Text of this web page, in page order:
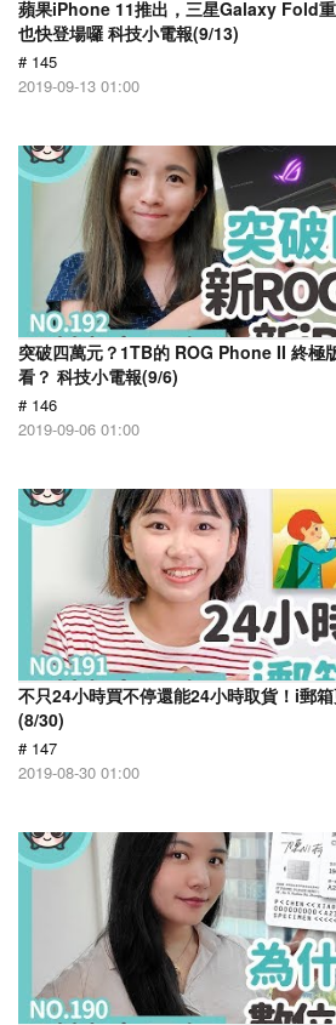
蘋果iPhone 11推出，三星Galaxy Fold
也快登場囉 科技小電報(9/13)
# 145
2019-09-13 01:00
突破四萬元？1TB的 ROG Phone II 終極
看？ 科技小電報(9/6)
# 146
2019-09-06 01:00
不只24小時買不停還能24小時取貨！i郵
(8/30)
# 147
2019-08-30 01:00